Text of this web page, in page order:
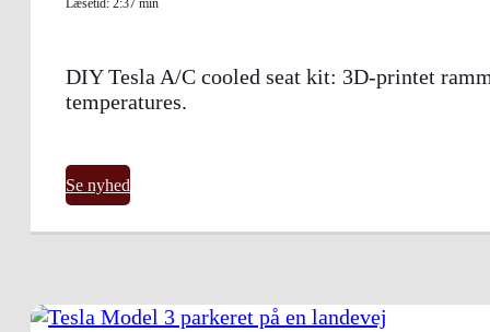
Læsetid: 2:37 min
DIY Tesla A/C cooled seat kit: 3D-printet
temperatures.
Se nyhed